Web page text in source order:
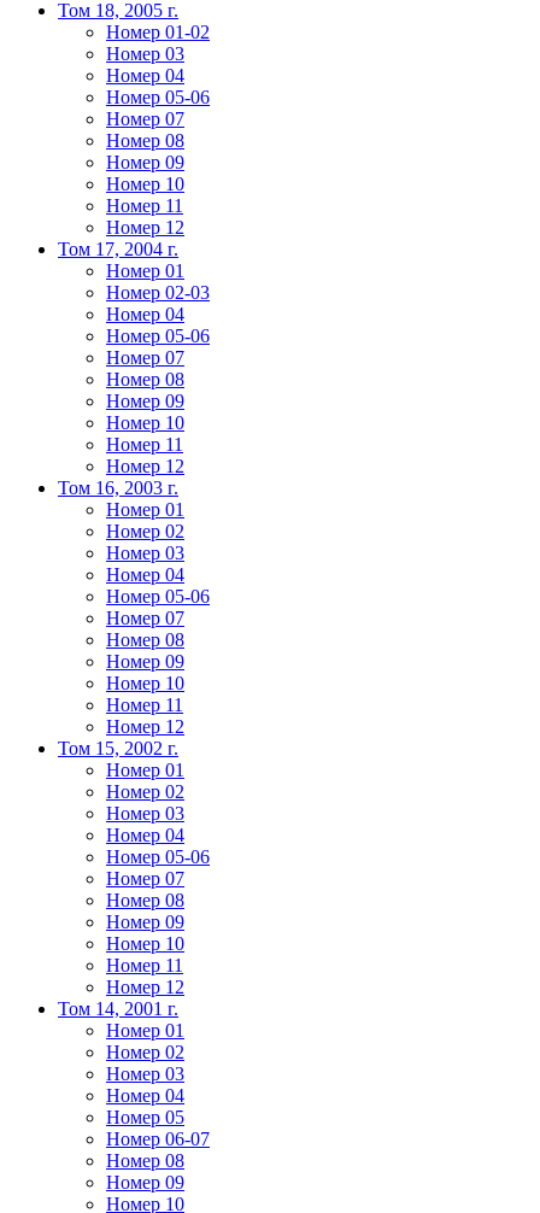
Том 18, 2005 г.
Номер 01-02
Номер 03
Номер 04
Номер 05-06
Номер 07
Номер 08
Номер 09
Номер 10
Номер 11
Номер 12
Том 17, 2004 г.
Номер 01
Номер 02-03
Номер 04
Номер 05-06
Номер 07
Номер 08
Номер 09
Номер 10
Номер 11
Номер 12
Том 16, 2003 г.
Номер 01
Номер 02
Номер 03
Номер 04
Номер 05-06
Номер 07
Номер 08
Номер 09
Номер 10
Номер 11
Номер 12
Том 15, 2002 г.
Номер 01
Номер 02
Номер 03
Номер 04
Номер 05-06
Номер 07
Номер 08
Номер 09
Номер 10
Номер 11
Номер 12
Том 14, 2001 г.
Номер 01
Номер 02
Номер 03
Номер 04
Номер 05
Номер 06-07
Номер 08
Номер 09
Номер 10